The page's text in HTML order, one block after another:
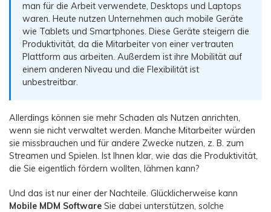
Übertragung anderer Apps
WEITERE THEMEN ERKUNDEN
Preise für die App
Geschäftsplan
Bildungsplan
Wettbewerbe & Events
Lernen
Hilfe erhalten
Suche
Herunterladen
man für die Arbeit verwendete, Desktops und Laptops
waren. Heute nutzen Unternehmen auch mobile Geräte
wie Tablets und Smartphones. Diese Geräte steigern die
Produktivität, da die Mitarbeiter von einer vertrauten
Plattform aus arbeiten. Außerdem ist ihre Mobilität auf
einem anderen Niveau und die Flexibilität ist
unbestreitbar.
Allerdings können sie mehr Schaden als Nutzen anrichten,
wenn sie nicht verwaltet werden. Manche Mitarbeiter würden
sie missbrauchen und für andere Zwecke nutzen, z. B. zum
Streamen und Spielen. Ist Ihnen klar, wie das die Produktivität,
die Sie eigentlich fördern wollten, lähmen kann?
Und das ist nur einer der Nachteile. Glücklicherweise kann
Mobile MDM Software Sie dabei unterstützen, solche